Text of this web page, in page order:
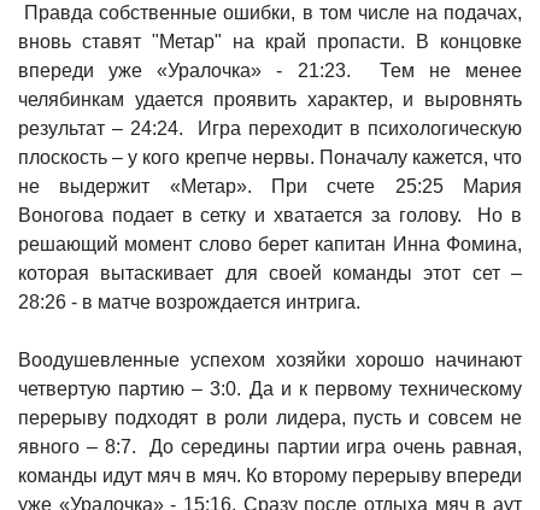
Правда собственные ошибки, в том числе на подачах,
вновь ставят "Метар" на край пропасти. В концовке
впереди уже «Уралочка» - 21:23. Тем не менее
челябинкам удается проявить характер, и выровнять
результат – 24:24. Игра переходит в психологическую
плоскость – у кого крепче нервы. Поначалу кажется, что
не выдержит «Метар». При счете 25:25 Мария
Воногова подает в сетку и хватается за голову. Но в
решающий момент слово берет капитан Инна Фомина,
которая вытаскивает для своей команды этот сет –
28:26 - в матче возрождается интрига.
Воодушевленные успехом хозяйки хорошо начинают
четвертую партию – 3:0. Да и к первому техническому
перерыву подходят в роли лидера, пусть и совсем не
явного – 8:7. До середины партии игра очень равная,
команды идут мяч в мяч. Ко второму перерыву впереди
уже «Уралочка» - 15:16. Сразу после отдыха мяч в аут